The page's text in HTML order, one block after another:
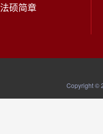
法硕简章
Copyright ©